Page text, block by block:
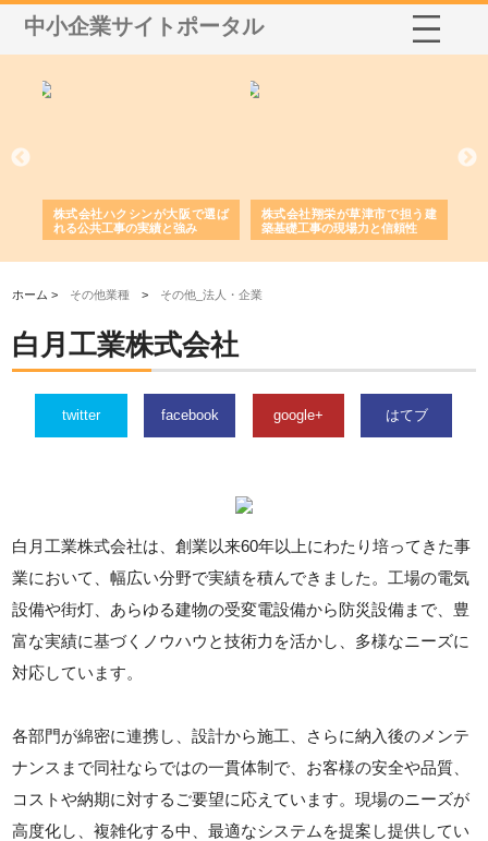
中小企業サイトポータル
株式会社ハクシンが大阪で選ば
れる公共工事の実績と強み
株式会社翔栄が草津市で担う建
築基礎工事の現場力と信頼性
ホーム > その他業種 > その他_法人・企業
白月工業株式会社
twitter facebook google+ はてブ
白月工業株式会社は、創業以来60年以上にわたり培ってきた事
業において、幅広い分野で実績を積んできました。工場の電気
設備や街灯、あらゆる建物の受変電設備から防災設備まで、豊
富な実績に基づくノウハウと技術力を活かし、多様なニーズに
対応しています。
各部門が綿密に連携し、設計から施工、さらに納入後のメンテ
ナンスまで同社ならではの一貫体制で、お客様の安全や品質、
コストや納期に対するご要望に応えています。現場のニーズが
高度化し、複雑化する中、最適なシステムを提案し提供してい